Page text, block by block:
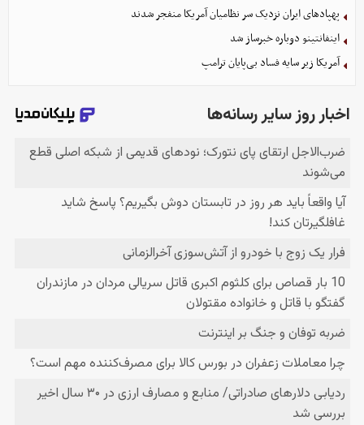
پهپادهای ایران نزدیک سر نظامیان آمریکا منفجر شدند
اینفانتینو دوباره خبرساز شد
آمریکا زیر سایه فساد بی‌پایان ترامپ